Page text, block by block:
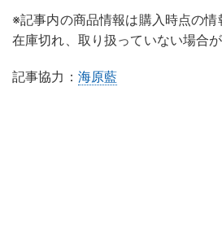
※記事内の商品情報は購入時点の
在庫切れ、取り扱っていない場合が
記事協力： 海原藍